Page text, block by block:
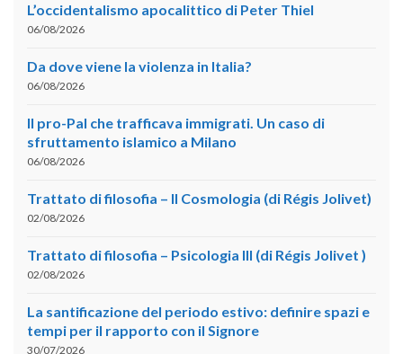
L’occidentalismo apocalittico di Peter Thiel
06/08/2026
Da dove viene la violenza in Italia?
06/08/2026
Il pro-Pal che trafficava immigrati. Un caso di
sfruttamento islamico a Milano
06/08/2026
Trattato di filosofia – II Cosmologia (di Régis Jolivet)
02/08/2026
Trattato di filosofia – Psicologia III (di Régis Jolivet )
02/08/2026
La santificazione del periodo estivo: definire spazi e
tempi per il rapporto con il Signore
30/07/2026